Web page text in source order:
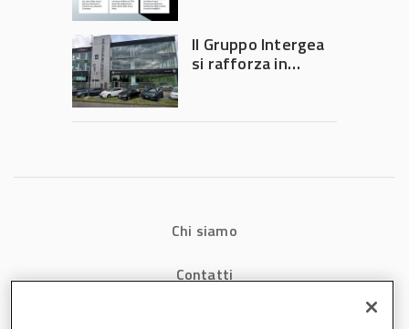
tempi e costi in
carrozzeria
Il Gruppo Intergea
si rafforza in
Chi siamo
Contatti